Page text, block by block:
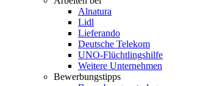
Alnatura
Lidl
Lieferando
Deutsche Telekom
UNO-Flüchtlingshilfe
Weitere Unternehmen
Bewerbungstipps